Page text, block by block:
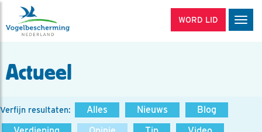
WORD LID
Actueel
Verfijn resultaten: Alles Nieuws
Blog